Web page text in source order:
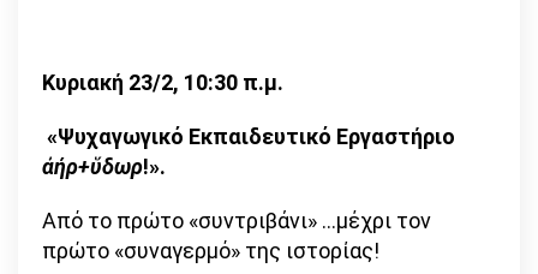
Κυριακή 23/2, 10:30 π.μ.
«Ψυχαγωγικό Εκπαιδευτικό Εργαστήριο
ἀήρ+ὕδωρ!».
Aπό το πρώτο «συντριβάνι» …µέχρι τον
πρώτο «συναγερµό» της ιστορίας!